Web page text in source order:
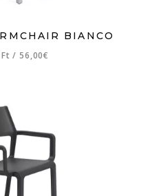
BIANCO
Ft/ 56,00€